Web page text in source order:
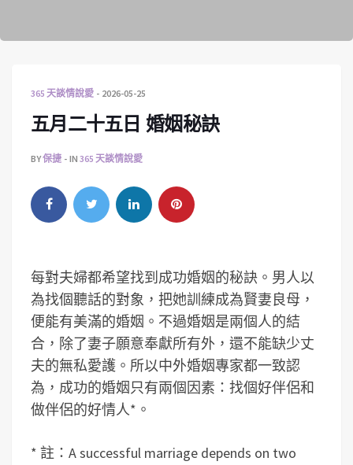
365 天談情說愛 2026-05-25
五月二十五日 婚姻秘訣
BY保捷 IN 365 天談情說愛
每對夫婦都希望找到成功婚姻的秘訣。男人以
為找個聽話的對象，把她訓練成為賢妻良母，
便能有美滿的婚姻。不過婚姻是兩個人的結
合，除了妻子願意奉獻所有外，還不能缺少丈
夫的無私愛護。所以中外婚姻專家都一致認
為，成功的婚姻只有兩個因素：找個好伴侶和
做伴侶的好情人*。
* 註：A successful marriage depends on two